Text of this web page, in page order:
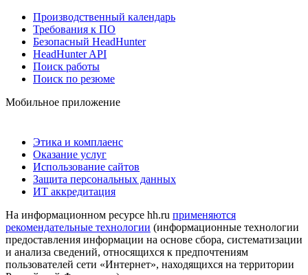
Производственный календарь
Требования к ПО
Безопасный HeadHunter
HeadHunter API
Поиск работы
Поиск по резюме
Мобильное приложение
Этика и комплаенс
Оказание услуг
Использование сайтов
Защита персональных данных
ИТ аккредитация
На информационном ресурсе hh.ru применяются
рекомендательные технологии (информационные технологии
предоставления информации на основе сбора, систематизации
и анализа сведений, относящихся к предпочтениям
пользователей сети «Интернет», находящихся на территории